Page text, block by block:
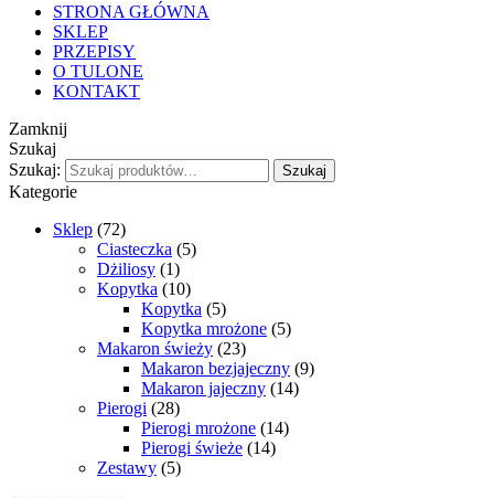
STRONA GŁÓWNA
SKLEP
PRZEPISY
O TULONE
KONTAKT
Zamknij
Szukaj
Szukaj:
Szukaj
Kategorie
Sklep (72)
Ciasteczka (5)
Dżiliosy (1)
Kopytka (10)
Kopytka (5)
Kopytka mrożone (5)
Makaron świeży (23)
Makaron bezjajeczny (9)
Makaron jajeczny (14)
Pierogi (28)
Pierogi mrożone (14)
Pierogi świeże (14)
Zestawy (5)